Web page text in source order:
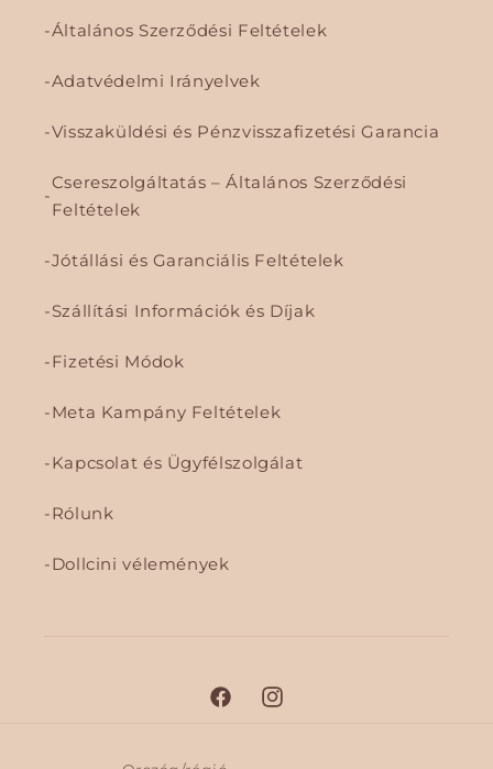
Általános Szerződési Feltételek
Adatvédelmi Irányelvek
Visszaküldési és Pénzvisszafizetési Garancia
Csereszolgáltatás – Általános Szerződési
Feltételek
Jótállási és Garanciális Feltételek
Szállítási Információk és Díjak
Fizetési Módok
Meta Kampány Feltételek
Kapcsolat és Ügyfélszolgálat
Rólunk
Dollcini vélemények
F
c
I